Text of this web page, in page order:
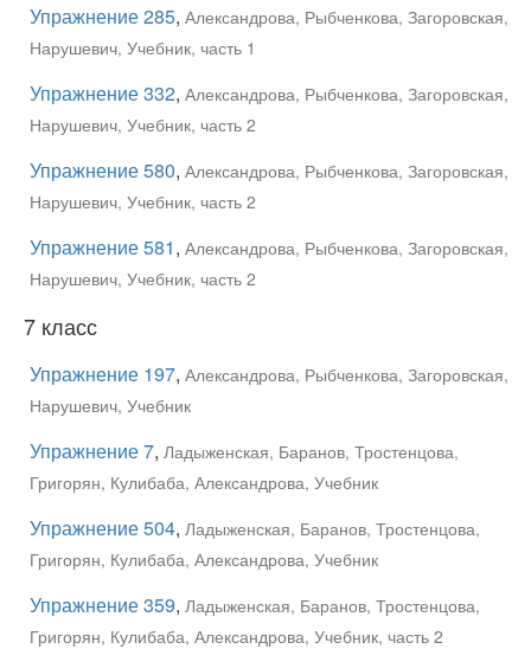
Упражнение 285, Александрова, Рыбченкова, Загоровская,
Нарушевич, Учебник, часть 1
Упражнение 332, Александрова, Рыбченкова, Загоровская,
Нарушевич, Учебник, часть 2
Упражнение 580, Александрова, Рыбченкова, Загоровская,
Нарушевич, Учебник, часть 2
Упражнение 581, Александрова, Рыбченкова, Загоровская,
Нарушевич, Учебник, часть 2
7 класс
Упражнение 197, Александрова, Рыбченкова, Загоровская,
Нарушевич, Учебник
Упражнение 7, Ладыженская, Баранов, Тростенцова,
Григорян, Кулибаба, Александрова, Учебник
Упражнение 504, Ладыженская, Баранов, Тростенцова,
Григорян, Кулибаба, Александрова, Учебник
Упражнение 359, Ладыженская, Баранов, Тростенцова,
Григорян, Кулибаба, Александрова, Учебник, часть 2